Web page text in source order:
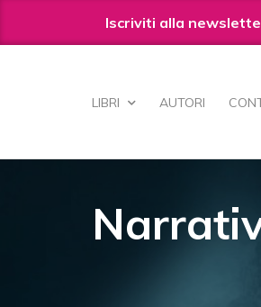
Iscriviti alla
LIBRI AUTORI
contenuti.
navigazione